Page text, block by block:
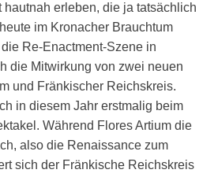
hautnah erleben, die ja tatsächlich
im Kronacher Brauchtum
Re-Enactment-Szene in
die Mitwirkung von zwei neuen
und Fränkischer Reichskreis.
in diesem Jahr erstmalig beim
Während Flores Artium die
also die Renaissance zum
sich der Fränkische Reichskreis